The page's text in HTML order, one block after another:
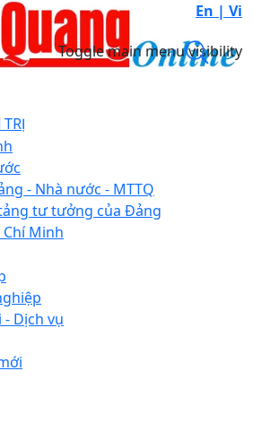
En | Vi
Toggle main menu visibility
- Nhà nước - MTTQ
tư tưởng của Đảng
Minh
Dịch vụ